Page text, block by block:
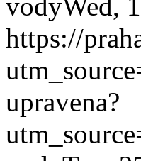
https://
upravena?